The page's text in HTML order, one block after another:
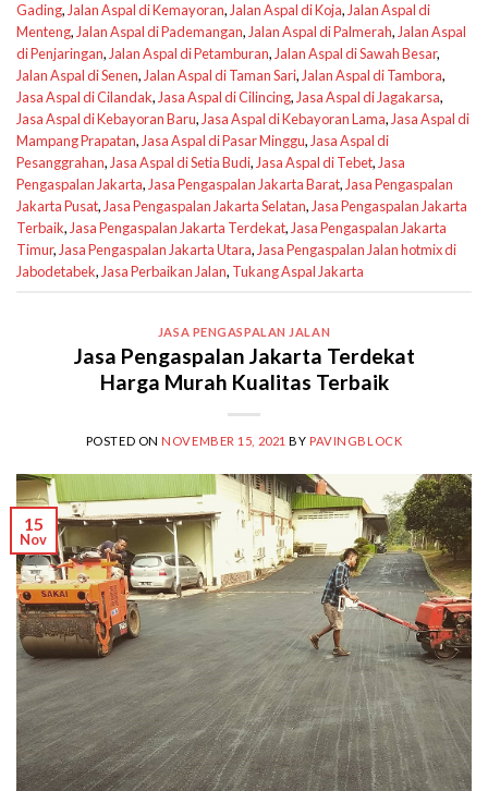
Gading, Jalan Aspal di Kemayoran, Jalan Aspal di Koja, Jalan Aspal di
Menteng, Jalan Aspal di Pademangan, Jalan Aspal di Palmerah, Jalan Aspal
di Penjaringan, Jalan Aspal di Petamburan, Jalan Aspal di Sawah Besar,
Jalan Aspal di Senen, Jalan Aspal di Taman Sari, Jalan Aspal di Tambora,
Jasa Aspal di Cilandak, Jasa Aspal di Cilincing, Jasa Aspal di Jagakarsa,
Jasa Aspal di Kebayoran Baru, Jasa Aspal di Kebayoran Lama, Jasa Aspal di
Mampang Prapatan, Jasa Aspal di Pasar Minggu, Jasa Aspal di
Pesanggrahan, Jasa Aspal di Setia Budi, Jasa Aspal di Tebet, Jasa
Pengaspalan Jakarta, Jasa Pengaspalan Jakarta Barat, Jasa Pengaspalan
Jakarta Pusat, Jasa Pengaspalan Jakarta Selatan, Jasa Pengaspalan Jakarta
Terbaik, Jasa Pengaspalan Jakarta Terdekat, Jasa Pengaspalan Jakarta
Timur, Jasa Pengaspalan Jakarta Utara, Jasa Pengaspalan Jalan hotmix di
Jabodetabek, Jasa Perbaikan Jalan, Tukang Aspal Jakarta
JASA PENGASPALAN JALAN
Jasa Pengaspalan Jakarta Terdekat
Harga Murah Kualitas Terbaik
POSTED ON NOVEMBER 15, 2021 BY PAVINGBLOCK
15
Nov